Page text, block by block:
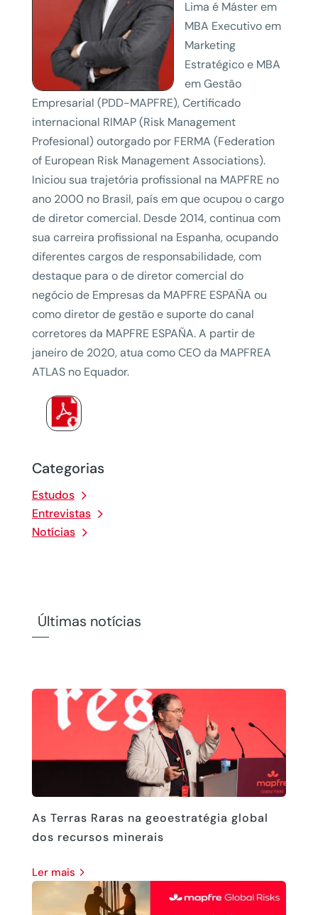
Categorias
Estudos
Entrevistas
Notícias
Lima é Máster em
MBA Executivo em
Marketing
Estratégico e MBA
em Gestão
Empresarial (PDD-MAPFRE), Certificado
internacional RIMAP (Risk Management
Profesional) outorgado por FERMA (Federation
of European Risk Management Associations).
Iniciou sua trajetória profissional na MAPFRE no
ano 2000 no Brasil, país em que ocupou o cargo
de diretor comercial. Desde 2014, continua com
sua carreira profissional na Espanha, ocupando
diferentes cargos de responsabilidade, com
destaque para o de diretor comercial do
negócio de Empresas da MAPFRE ESPAÑA ou
como diretor de gestão e suporte do canal
corretores da MAPFRE ESPAÑA. A partir de
janeiro de 2020, atua como CEO da MAPFREA
ATLAS no Equador.
Últimas notícias
As Terras Raras na geoestratégia global
dos recursos minerais
ler mais